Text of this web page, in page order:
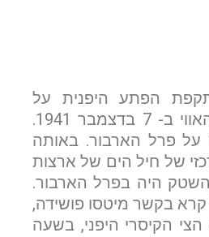
הפתע היפנית על
בסיס אמריקאי בהאווי ב- 7 בדצמבר 1941.
פרל הארבור. באותה
של חיל הים של ארצות
השטק היה בפרל הארבור.
קרא בקשר מיטסו פושידה,
הקיסרי היפני, בשעה